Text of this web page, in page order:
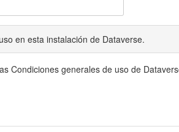
en esta instalación de Dataverse.
Condiciones generales de uso de